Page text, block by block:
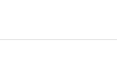
batterieloser und
nach dem